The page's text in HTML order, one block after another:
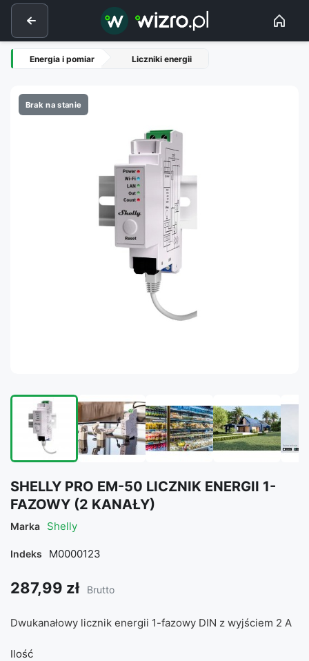
Energia i pomiar Liczniki energii
Brak na stanie
SHELLY PRO EM-50 LICZNIK ENERGII 1-
FAZOWY (2 KANAŁY)
Marka Shelly
Indeks M0000123
287,99 zł Brutto
Dwukanałowy licznik energii 1-fazowy DIN z wyjściem 2 A
Ilość